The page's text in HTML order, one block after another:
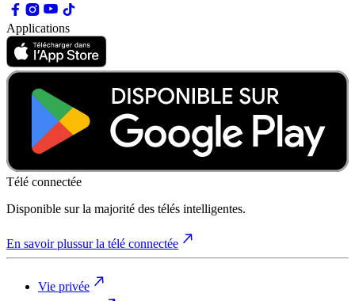
Applications
Télé connectée
Disponible sur la majorité des télés intelligentes.
En savoir plussur la télé connectée
Vie privée